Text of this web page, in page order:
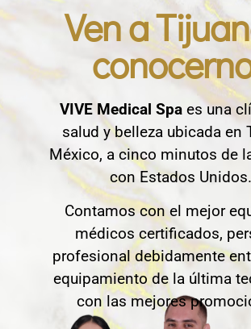
Ven a
VIVE Medical Spa es una
salud y belleza ubicada en
México, a cinco minutos de
con Estados Unidos.
Contamos con el mejor
médicos certificados,
profesional debidamente
equipamiento de la última
con las mejores